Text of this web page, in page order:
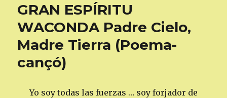
GRAN ESPÍRITU
WACONDA Padre Cielo,
Madre Tierra (Poema-
cançó)
Yo soy todas las fuerzas … soy forjador de